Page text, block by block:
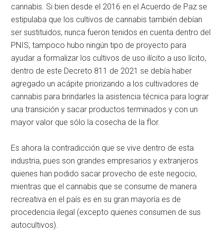
cannabis. Si bien desde el 2016 en el Acuerdo de Paz se
estipulaba que los cultivos de cannabis también debían
ser sustituidos, nunca fueron tenidos en cuenta dentro del
PNIS, tampoco hubo ningún tipo de proyecto para
ayudar a formalizar los cultivos de uso ilícito a uso lícito,
dentro de este Decreto 811 de 2021 se debía haber
agregado un acápite priorizando a los cultivadores de
cannabis para brindarles la asistencia técnica para lograr
una transición y sacar productos terminados y con un
mayor valor que sólo la cosecha de la flor.
Es ahora la contradicción que se vive dentro de esta
industria, pues son grandes empresarios y extranjeros
quienes han podido sacar provecho de este negocio,
mientras que el cannabis que se consume de manera
recreativa en el país es en su gran mayoría es de
procedencia ilegal (excepto quienes consumen de sus
autocultivos).